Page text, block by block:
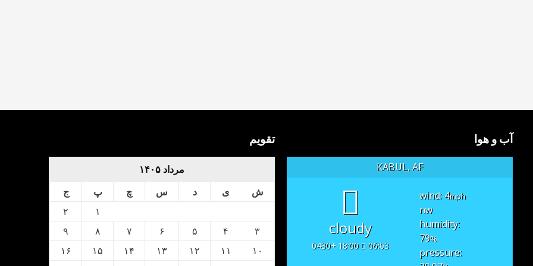
آب و هوا
KABUL, AF
cloudy
06:03
18:00 +0430
wind: 4mph
nw
humidity:
79%
pressure:
تقویم
مرداد ۱۴۰۵
ش
ی د س چ پ
ج
۱
۲
۳
۴ ۵ ۶ ۷ ۸
۹
۱۰
۱۱ ۱۲ ۱۳ ۱۴ ۱۵
۱۶